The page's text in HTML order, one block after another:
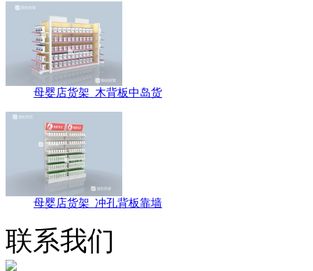
母婴店货架_木背板中岛货
母婴店货架_冲孔背板靠墙
联系我们